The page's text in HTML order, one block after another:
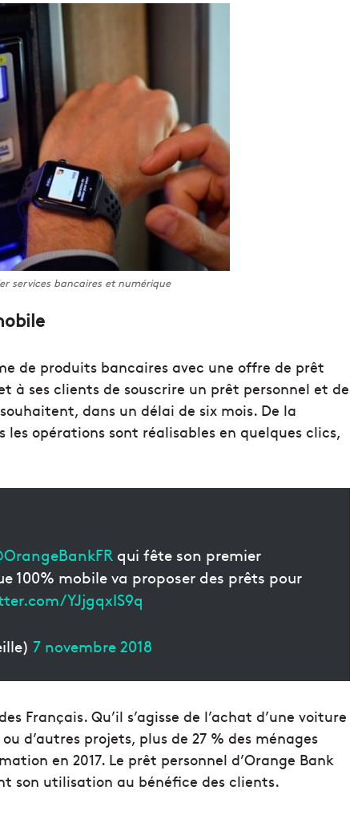
services bancaires et numérique
de produits bancaires avec une offre de prêt
à ses clients de souscrire un prêt personnel et de
dans un délai de six mois. De la
opérations sont réalisables en quelques clics,
qui fête son premier
100% mobile va proposer des prêts pour
YJjgqxIS9q
7 novembre 2018
Français. Qu’il s’agisse de l’achat d’une voiture
d’autres projets, plus de 27 % des ménages
en 2017. Le prêt personnel d’Orange Bank
son utilisation au bénéfice des clients.